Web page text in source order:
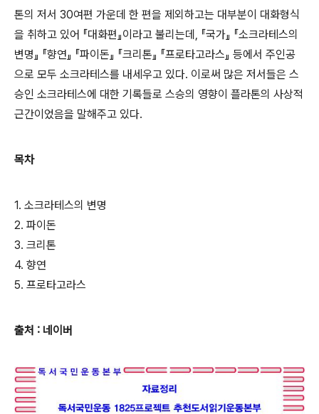
톤의 저서 30여편 가운데 한 편을 제외하고는 대부분이 대화형식
을 취하고 있어 『대화편』이라고 불리는데, 『국가』 『소크라테스의
변명』 『향연』 『파이돈』 『크리톤』 『프로타고라스』 등에서 주인공
으로 모두 소크라테스를 내세우고 있다. 이로써 많은 저서들은 스
승인 소크라테스에 대한 기록들로 스승의 영향이 플라톤의 사상적
근간이었음을 말해주고 있다.
목차
1. 소크라테스의 변명
2. 파이돈
3. 크리톤
4. 향연
5. 프로타고라스
출처 : 네이버